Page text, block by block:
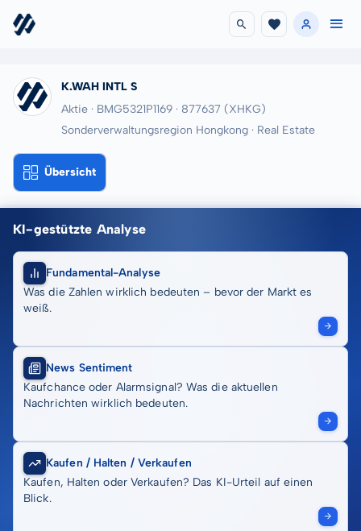
K.WAH INTL S
Aktie · BMG5321P1169 · 877637 (XHKG)
Sonderverwaltungsregion Hongkong · Real Estate
Übersicht
KI-gestützte Analyse
Fundamental-Analyse
Was die Zahlen wirklich bedeuten – bevor der Markt es
weiß.
News Sentiment
Kaufchance oder Alarmsignal? Was die aktuellen
Nachrichten wirklich bedeuten.
Kaufen / Halten / Verkaufen
Kaufen, Halten oder Verkaufen? Das KI-Urteil auf einen
Blick.